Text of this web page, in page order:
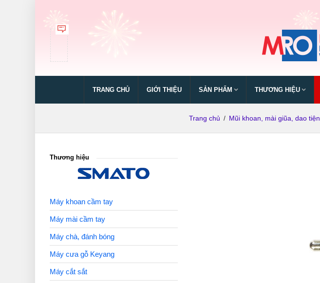
TRANG CHỦ GIỚI THIỆU SẢN PHẨM THƯƠNG HIỆU
Trang chủ / Mũi khoan, mài giũa, dao tiện
Thương hiệu
Máy khoan cầm tay
Máy mài cầm tay
Máy chà, đánh bóng
Máy cưa gỗ Keyang
Máy cắt sắt